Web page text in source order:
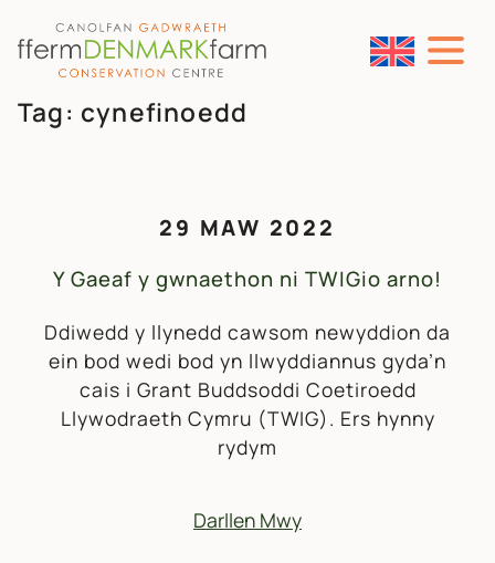
Neidio i'r cynnwys
PRIF LYWIO
Tag: cynefinoedd
29 MAW 2022
Y Gaeaf y gwnaethon ni TWIGio arno!
Ddiwedd y llynedd cawsom newyddion da
ein bod wedi bod yn llwyddiannus gyda’n
cais i Grant Buddsoddi Coetiroedd
Llywodraeth Cymru (TWIG). Ers hynny
rydym
Darllen Mwy